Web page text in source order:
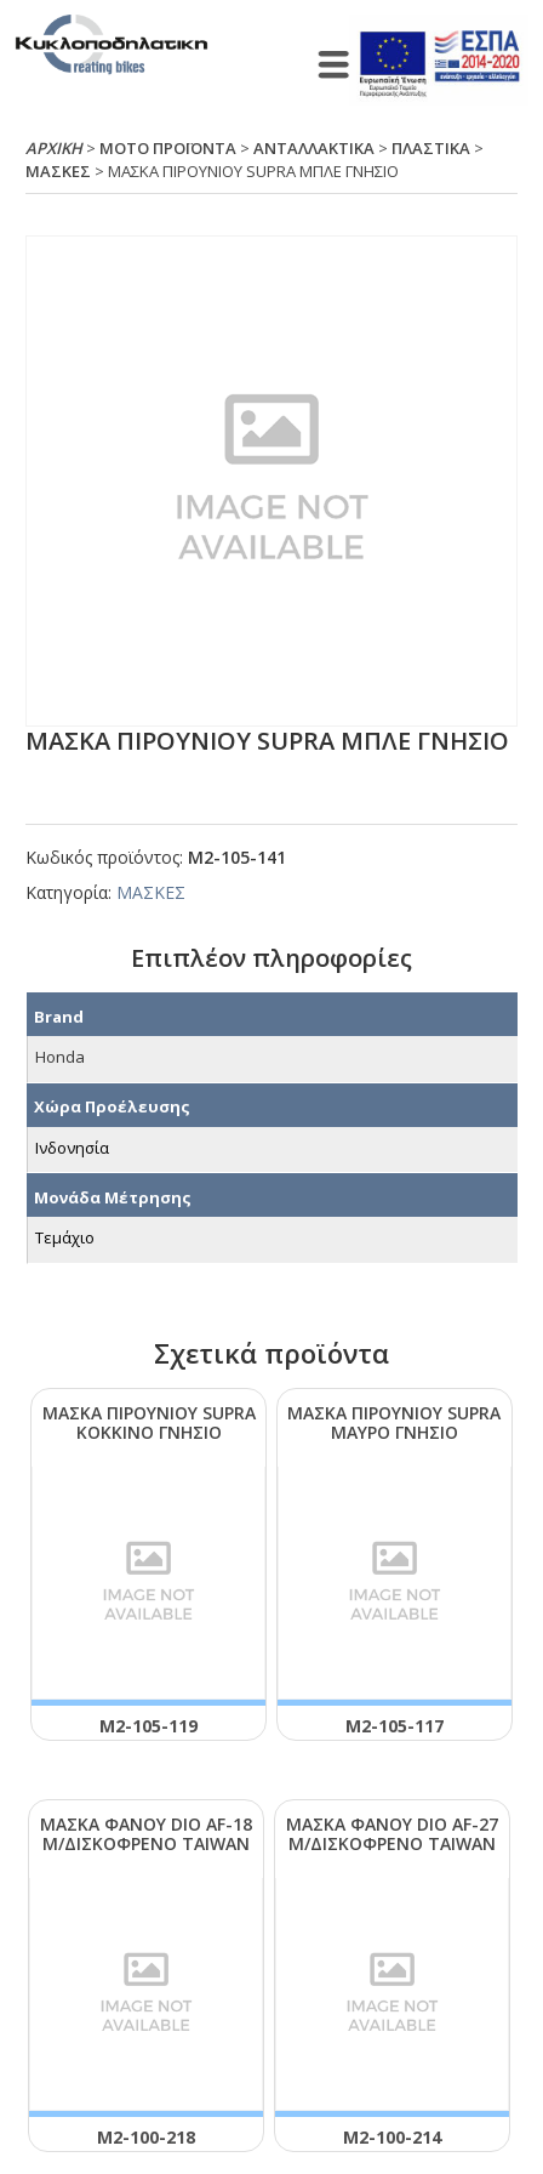
ΑΡΧΙΚΉ> ΜΟΤΟ ΠΡΟΪΟΝΤΑ >ΑΝΤΑΛΛΑΚΤΙΚΑ > ΠΛΑΣΤΙΚΑ >
ΜΑΣΚΕΣ > ΜΑΣΚΑ ΠΙΡΟΥΝΙΟΥ SUΡRΑ ΜΠΛΕ ΓΝΗΣΙΟ
ΜΑΣΚΑ ΠΙΡΟΥΝΙΟΥ SUΡRΑ ΜΠΛΕ ΓΝΗΣΙΟ
Κωδικός προϊόντος: Μ2-105-141
Κατηγορία: ΜΑΣΚΕΣ
Επιπλέον πληροφορίες
Brand
Honda
Χώρα Προέλευσης
Ινδονησία
Μονάδα Μέτρησης
Τεμάχιο
Σχετικά προϊόντα
ΜΑΣΚΑ ΠΙΡΟΥΝΙΟΥ SUΡRΑ
ΚΟΚΚΙΝΟ ΓΝΗΣΙΟ
Μ2-105-119
ΜΑΣΚΑ ΠΙΡΟΥΝΙΟΥ SUΡRΑ
ΜΑΥΡΟ ΓΝΗΣΙΟ
Μ2-105-117
ΜΑΣΚΑ ΦΑΝΟΥ DΙΟ ΑF-18
Μ/ΔΙΣΚΟΦΡΕΝΟ ΤΑΙWΑΝ
Μ2-100-218
ΜΑΣΚΑ ΦΑΝΟΥ DΙΟ ΑF-27
Μ/ΔΙΣΚΟΦΡΕΝΟ ΤΑΙWΑΝ
Μ2-100-214